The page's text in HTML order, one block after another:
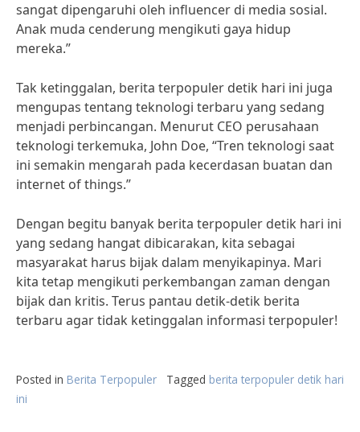
sangat dipengaruhi oleh influencer di media sosial.
Anak muda cenderung mengikuti gaya hidup
mereka.”
Tak ketinggalan, berita terpopuler detik hari ini juga
mengupas tentang teknologi terbaru yang sedang
menjadi perbincangan. Menurut CEO perusahaan
teknologi terkemuka, John Doe, “Tren teknologi saat
ini semakin mengarah pada kecerdasan buatan dan
internet of things.”
Dengan begitu banyak berita terpopuler detik hari ini
yang sedang hangat dibicarakan, kita sebagai
masyarakat harus bijak dalam menyikapinya. Mari
kita tetap mengikuti perkembangan zaman dengan
bijak dan kritis. Terus pantau detik-detik berita
terbaru agar tidak ketinggalan informasi terpopuler!
Posted in Berita Terpopuler Tagged berita terpopuler detik hari
ini